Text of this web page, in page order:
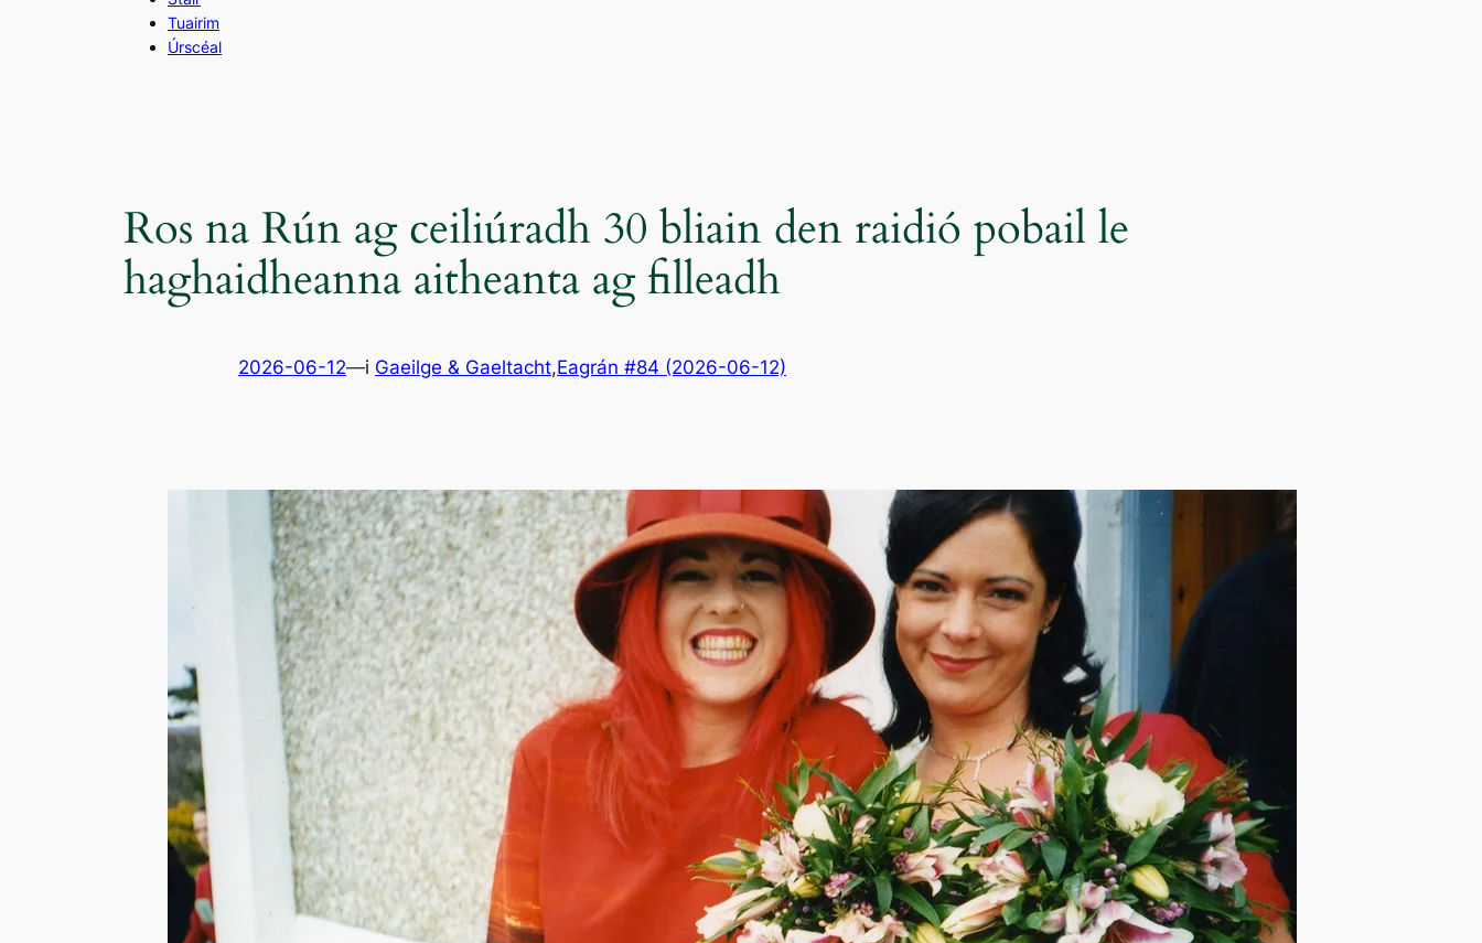
Tuairim
Úrscéal
Ros na Rún ag ceiliúradh 30 bliain den raidió pobail le
haghaidheanna aitheanta ag filleadh
2026-06-12—i Gaeilge & Gaeltacht,Eagrán #84 (2026-06-12)